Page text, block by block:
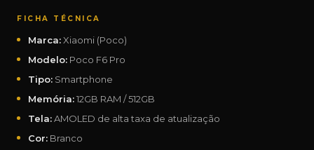
FICHA TÉCNICA
Marca:Xiaomi (Poco)
Modelo: Poco F6 Pro
Tipo: Smartphone
Memória:12GB RAM / 512GB
Tela:AMOLED de alta taxa de atualização
Cor: Branco